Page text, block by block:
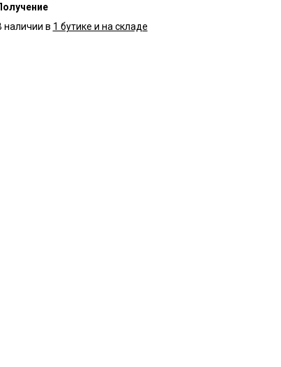
наличии в 1 бутике и на складе